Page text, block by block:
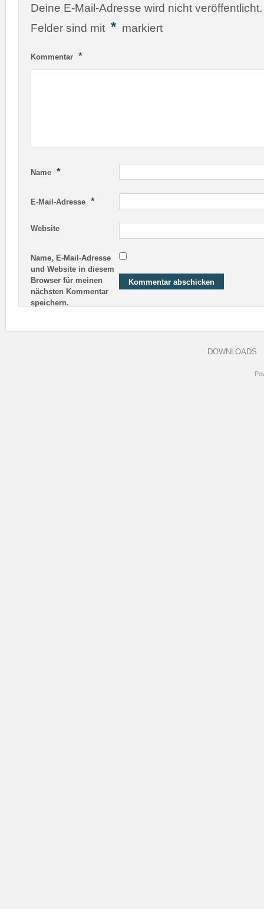
Deine E-Mail-Adresse wird nicht veröffentlicht.
Felder sind mit * markiert
Kommentar *
Name *
E-Mail-Adresse *
Website
Name, E-Mail-Adresse
und Website in diesem
Browser für meinen
nächsten Kommentar
speichern.
DOWNLOADS